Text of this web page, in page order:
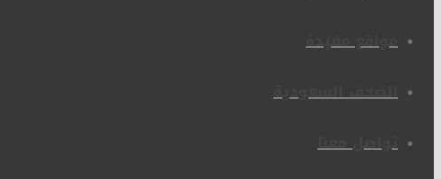
مواقع مفيدة
الصحف السعودية
تواصل معنا